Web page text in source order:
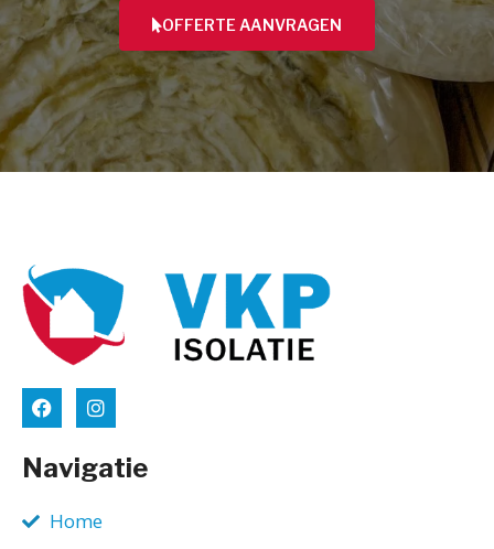
OFFERTE AANVRAGEN
Navigatie
Home